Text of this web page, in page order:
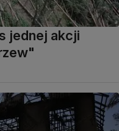
jednej akcji